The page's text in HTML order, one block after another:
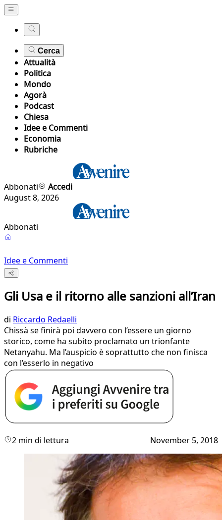
Cerca
Attualità
Politica
Mondo
Agorà
Podcast
Chiesa
Idee e Commenti
Economia
Rubriche
Abbonati
Accedi
August 8, 2026
Abbonati
Idee e Commenti
Gli Usa e il ritorno alle sanzioni all’Iran
di Riccardo Redaelli
Chissà se finirà poi davvero con l’essere un giorno
storico, come ha subito proclamato un trionfante
Netanyahu. Ma l’auspicio è soprattutto che non finisca
con l’esserlo in negativo
2 min di lettura November 5, 2018